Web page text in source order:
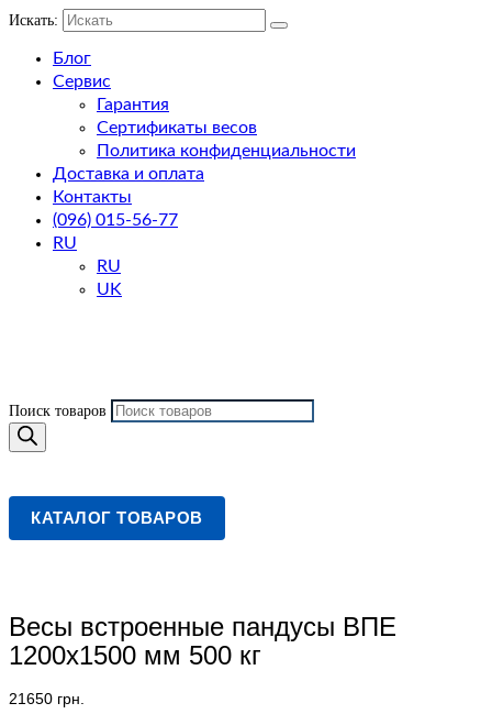
Искать:
Блог
Сервис
Гарантия
Сертификаты весов
Политика конфиденциальности
Доставка и оплата
Контакты
(096) 015-56-77
RU
RU
UK
Поиск товаров
КАТАЛОГ ТОВАРОВ
Весы встроенные пандусы ВПЕ
1200х1500 мм 500 кг
21650 грн.